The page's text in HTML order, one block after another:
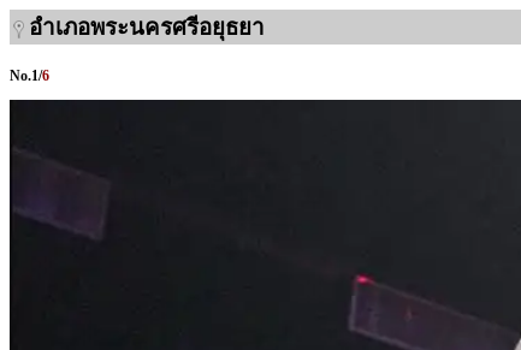
อำเภอพระนครศรีอยุธยา
No.1/6